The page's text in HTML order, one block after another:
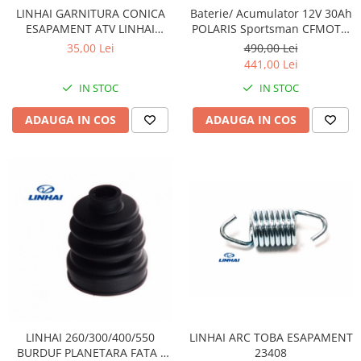
Baterii ATV
Bloc lumini
Bobina inductie
Butoane
CALCULATOR SERVO
Contacte
ELECTROMOTOR
Termostate
Protectii
Armura Moto
Gat
Genunchiere
Slidere
LINHAI GARNITURA CONICA
ESAPAMENT ATV LINHAI
260/300/400 23411 / 25222
35,00 Lei
IN STOC
ADAUGA IN COS
Baterie/ Acumulator 12V 30Ah
POLARIS Sportsman CFMOTO
400 / 450 AU / 550 / 625 / 820 /
850 / 1000 fara intretinere
490,00 Lei
441,00 Lei
IN STOC
ADAUGA IN COS
LINHAI 260/300/400/550
BURDUF PLANETARA FATA /
LINHAI ARC TOBA ESAPAMENT
23408